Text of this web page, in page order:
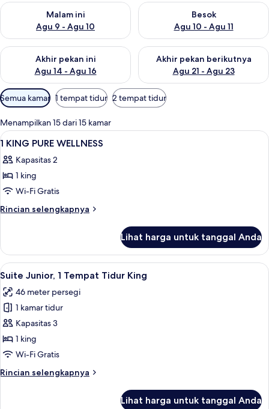
Malam ini
Agu 9 - Agu 10
Periksa ketersediaan untuk malam ini Agu 9 - Agu 10
Besok
Agu 10 - Agu 11
Periksa ketersediaan untuk
Akhir pekan ini
Agu 14 - Agu 16
Periksa ketersediaan untuk akhir pekan ini Agu 14 - Agu 16
Akhir pekan berikutnya
Agu 21 - Agu 23
Periksa ketersediaan untuk
Filter
tersedia
untuk
kamar
Semua kamar 1 tempat tidur 2 tempat tidur
Menampilkan 15 dari 15 kamar
Lihat
semua
foto
untuk
1
KING
Seprai Frette Italia, seprai premium,
4
1 KING PURE WELLNESS
Kapasitas 2
1 king
Wi-Fi Gratis
Rincian selengkapnya
Rincian
1
KING
PURE
Lihat harga untuk tanggal Anda
Lihat
semua
foto
untuk
Suite
Junior,
1
Tidur
Suite Junior, 1 Tempat Tidur King |
8
Suite Junior, 1 Tempat Tidur King
46 meter persegi
1 kamar tidur
Kapasitas 3
1 king
Wi-Fi Gratis
Rincian selengkapnya
Rincian
Lihat harga untuk tanggal Anda